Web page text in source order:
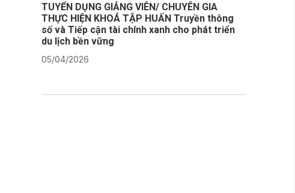
TUYỂN DỤNG GIẢNG VIÊN/ CHUYÊN GIA
THỰC HIỆN KHOÁ TẬP HUẤN Truyền thông
số và Tiếp cận tài chính xanh cho phát triển
du lịch bền vững
05/04/2026